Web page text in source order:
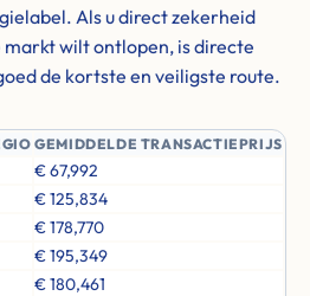
Als u direct zekerheid
wilt ontlopen, is directe
de kortste en veiligste route.
GEMIDDELDE TRANSACTIEPRIJS
€ 67,992
€ 125,834
€ 178,770
€ 195,349
€ 180,461